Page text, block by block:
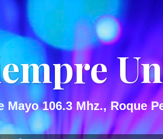
Mayo 106.3 Mhz., Roque